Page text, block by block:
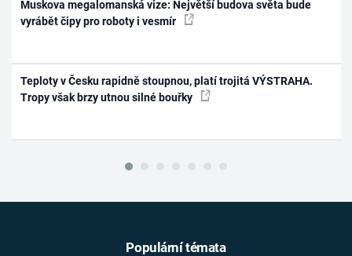
Muskova megalomanská vize: Největší budova světa bude
vyrábět čipy pro roboty i vesmír
Teploty v Česku rapidně stoupnou, platí trojitá VÝSTRAHA.
Tropy však brzy utnou silné bouřky
Populární témata